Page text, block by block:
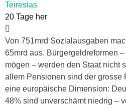
Teiresias
20 Tage her
Von 751mrd Sozialausgaben
65mrd aus. Bürgergeldreformen
mögen – werden den Staat nicht
allem Pensionen sind der grosse
eine europäische Dimension:
48% sind unverschämt niedrig –